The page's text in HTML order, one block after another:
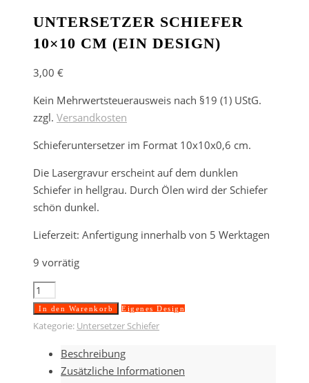
UNTERSETZER SCHIEFER
10×10 CM (EIN DESIGN)
3,00 €
Kein Mehrwertsteuerausweis nach §19 (1) UStG.
zzgl. Versandkosten
Schieferuntersetzer im Format 10x10x0,6 cm.
Die Lasergravur erscheint auf dem dunklen
Schiefer in hellgrau. Durch Ölen wird der Schiefer
schön dunkel.
Lieferzeit: Anfertigung innerhalb von 5 Werktagen
9 vorrätig
Untersetzer
Schiefer
10x10
(ein
Design)
In den Warenkorb Eigenes Design
Kategorie: Untersetzer Schiefer
Beschreibung
Zusätzliche Informationen